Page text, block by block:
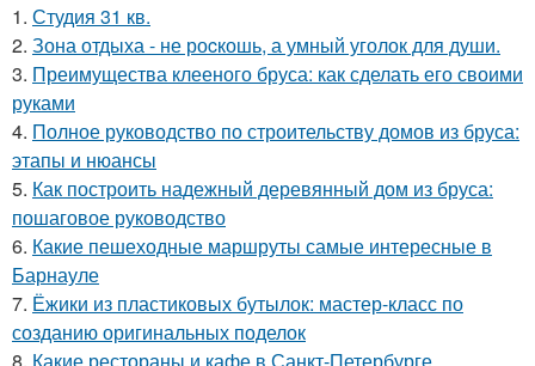
1. Студия 31 кв.
2. Зона отдыха - не роcкошь, а умный уголок для души.
3. Преимущества клееного бруса: как сделать его своими
руками
4. Полное руководство по строительству домов из бруса:
этапы и нюансы
5. Как построить надежный деревянный дом из бруса:
пошаговое руководство
6. Какие пешеходные маршруты самые интересные в
Барнауле
7. Ёжики из пластиковых бутылок: мастер-класс по
созданию оригинальных поделок
8. Какие рестораны и кафе в Санкт-Петербурге